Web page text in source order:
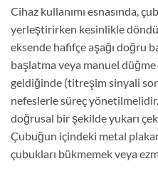
Cihaz kullanımı esnasında,
yerleştirirken kesinlikle
eksende hafifçe aşağı doğru
başlatma veya manuel düğme
geldiğinde (titreşim sinyali
nefeslerle süreç
doğrusal bir şekilde yukarı
Çubuğun içindeki metal
çubukları bükmemek veya